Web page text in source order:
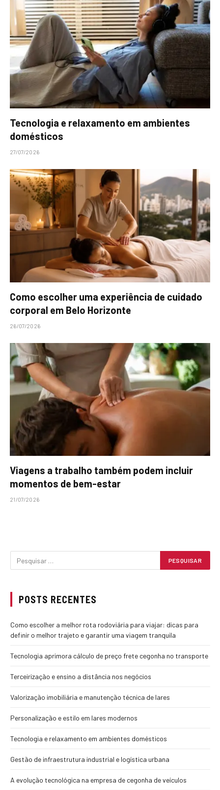
Tecnologia e relaxamento em ambientes
domésticos
27/07/2026
Como escolher uma experiência de cuidado
corporal em Belo Horizonte
26/07/2026
Viagens a trabalho também podem incluir
momentos de bem-estar
21/07/2026
POSTS RECENTES
Como escolher a melhor rota rodoviária para viajar: dicas para
definir o melhor trajeto e garantir uma viagem tranquila
Tecnologia aprimora cálculo de preço frete cegonha no transporte
Terceirização e ensino a distância nos negócios
Valorização imobiliária e manutenção técnica de lares
Personalização e estilo em lares modernos
Tecnologia e relaxamento em ambientes domésticos
Gestão de infraestrutura industrial e logística urbana
A evolução tecnológica na empresa de cegonha de veículos